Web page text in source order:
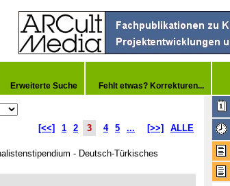
Erweiterte Suche Fehlt etwas? Korrekturen...
[<<] 1 2 3 4 5 ... [>>] ALLE
- Deutsch-Türkisches